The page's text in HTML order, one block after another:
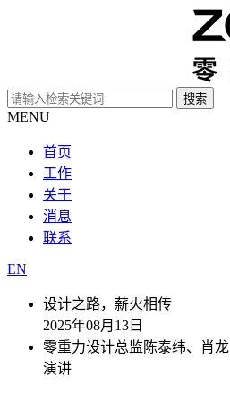
MENU
首页
工作
关于
消息
联系
EN
设计之路，薪火相传
2025年08月13日
零重力设计总监陈泰纬、肖
演讲